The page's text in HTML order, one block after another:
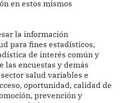
en estos mismos
la información
para fines estadísticos,
de interés común y
las encuestas y demás
salud variables e
oportunidad, calidad de
prevención y